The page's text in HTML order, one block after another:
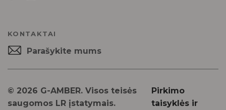
KONTAKTAI
Parašykite mums
© 2026 G-AMBER. Visos teisės
saugomos LR įstatymais.
Pirkimo
taisyklės ir